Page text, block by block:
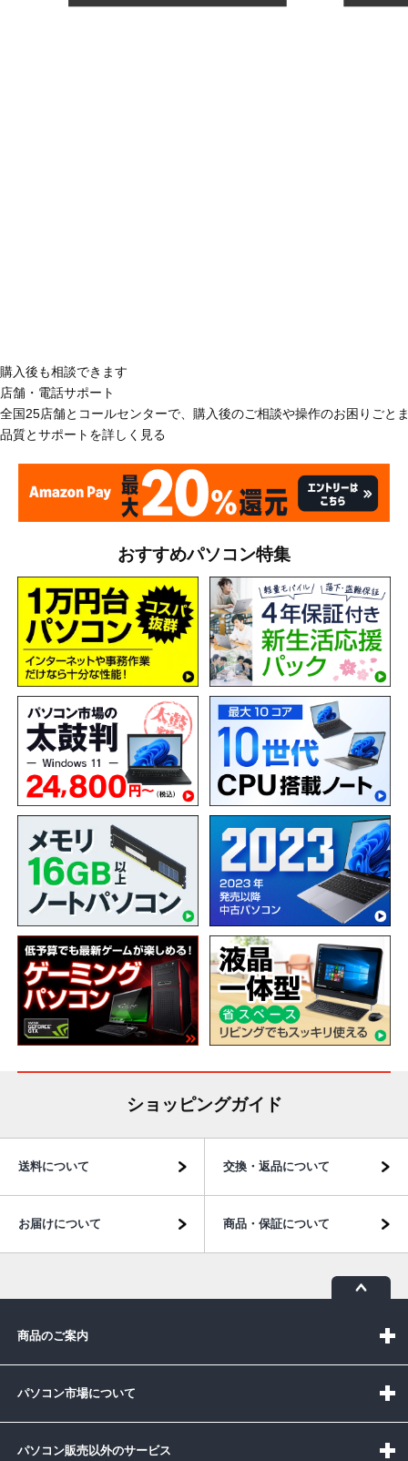
購入後も相談できます
店舗・電話サポート
全国25店舗とコールセンターで、購入後のご相談や操作のお困りごと
品質とサポートを詳しく見る
おすすめパソコン特集
ショッピングガイド
送料について 交換・返品について
お届けについて 商品・保証について
商品のご案内
パソコン市場について
パソコン販売以外のサービス